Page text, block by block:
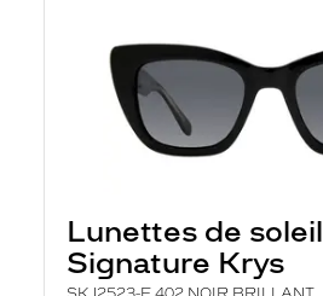
Lunettes de soleil
Signature Krys